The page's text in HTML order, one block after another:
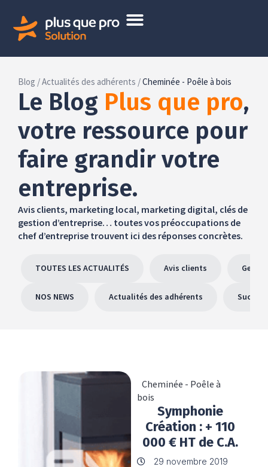
Blog /Actualités des adhérents /Cheminée - Poêle à bois
Le Blog Plus que pro,
votre ressource pour
faire grandir votre
entreprise.
Avis clients, marketing local, marketing digital, clés de
gestion d’entreprise… toutes vos préoccupations de
chef d’entreprise trouvent ici des réponses concrètes.
TOUTES LES ACTUALITÉS Avis clients
NOS NEWS Actualités des adhérents
Cheminée - Poêle à
bois
Symphonie
Création : + 110
000 € HT de C.A.
depuis l’adhésion
29 novembre 2019